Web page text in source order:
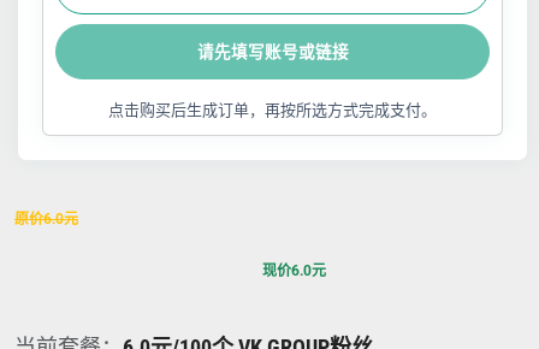
请先填写账号或链接
点击购买后生成订单，再按所选方式完成支付。
原价6.0元
现价6.0元